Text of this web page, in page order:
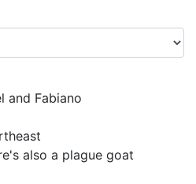
and Fabiano
also a plague goat